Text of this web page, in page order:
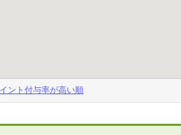
ント付与率が高い順